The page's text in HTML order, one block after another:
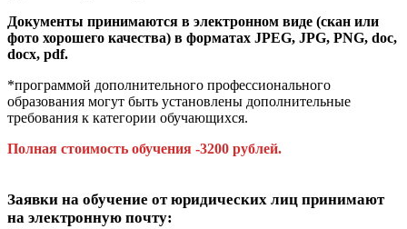
Документы принимаются в электронном виде (скан или
фото хорошего качества) в форматах JPEG, JPG, PNG, doc,
docx, pdf.
*программой дополнительного профессионального
образования могут быть установлены дополнительные
требования к категории обучающихся.
Полная стоимость обучения -3200 рублей.
Заявки на обучение от юридических лиц принимают
на электронную почту: